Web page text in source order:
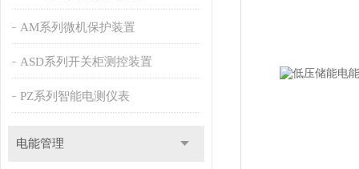
AM系列微机保护装置
ASD系列开关柜测控装置
PZ系列智能电测仪表
电能管理